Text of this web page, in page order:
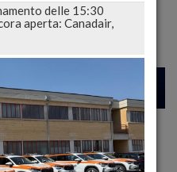
25
15:59
delle 15:30
aperta: Canadair,